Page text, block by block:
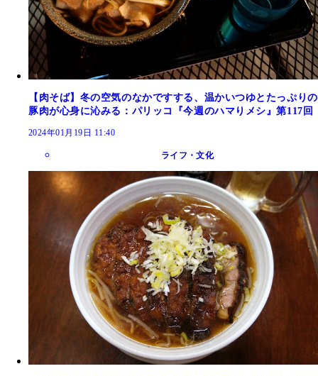
【肉そば】冬の空気のなかですする、温かいつゆとたっぷりの
豚肉が心身に沁みる：パリッコ『今週のハマりメシ』第117回
2024年01月19日 11:40
ライフ・文化